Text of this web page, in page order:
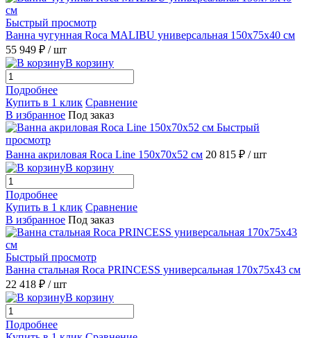
Быстрый просмотр
Ванна чугунная Roca MALIBU универсальная 150x75x40 см
55 949 ₽ / шт
В корзину
Подробнее
Купить в 1 клик Сравнение
В избранное Под заказ
Быстрый
просмотр
Ванна акриловая Roca Line 150x70x52 см 20 815 ₽ / шт
В корзину
Подробнее
Купить в 1 клик Сравнение
В избранное Под заказ
Быстрый просмотр
Ванна стальная Roca PRINCESS универсальная 170x75x43 см
22 418 ₽ / шт
В корзину
Подробнее